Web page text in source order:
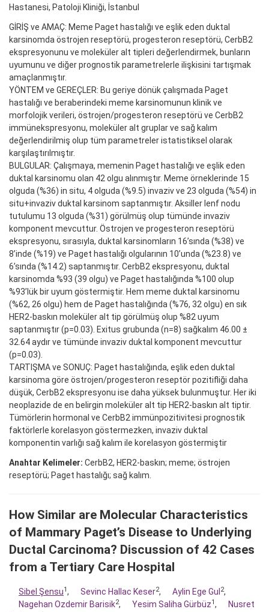
Hastanesi, Patoloji Kliniği, İstanbul
GİRİŞ ve AMAÇ: Meme Paget hastalığı ve eşlik eden duktal
karsinomda östrojen reseptörü, progesteron reseptörü, CerbB2
ekspresyonunu ve moleküler alt tipleri değerlendirmek, bunların
uyumunu ve diğer prognostik parametrelerle ilişkisini tartışmak
amaçlanmıştır.
YÖNTEM ve GEREÇLER: Bu geriye dönük çalışmada Paget
hastalığı ve beraberindeki meme karsinomunun klinik ve
morfolojik verileri, östrojen/progesteron reseptörü ve CerbB2
immünekspresyonu, moleküler alt gruplar ve sağ kalım
değerlendirilmiş olup tüm parametreler istatistiksel olarak
karşılaştırılmıştır.
BULGULAR: Çalışmaya, memenin Paget hastalığı ve eşlik eden
duktal karsinomu olan 42 olgu alınmıştır. Meme örneklerinde 15
olguda (%36) in situ, 4 olguda (%9.5) invaziv ve 23 olguda (%54) in
situ+invaziv duktal karsinom saptanmıştır. Aksiller lenf nodu
tutulumu 13 olguda (%31) görülmüş olup tümünde invaziv
komponent mevcuttur. Östrojen ve progesteron reseptörü
ekspresyonu, sırasıyla, duktal karsinomların 16’sında (%38) ve
8’inde (%19) ve Paget hastalığı olgularının 10’unda (%23.8) ve
6’sında (%14.2) saptanmıştır. CerbB2 ekspresyonu, duktal
karsinomda %93 (39 olgu) ve Paget hastalığında %100 olup
%93’lük bir uyum göstermiştir. Hem meme duktal karsinomu
(%62, 26 olgu) hem de Paget hastalığında (%76, 32 olgu) en sık
HER2-baskın moleküler alt tip görülmüş olup %82 uyum
saptanmıştır (p=0.03). Exitus grubunda (n=8) sağkalım 46.00 ±
32.64 aydır ve tümünde invaziv duktal komponent mevcuttur
(p=0.03).
TARTIŞMA ve SONUÇ: Paget hastalığında, eşlik eden duktal
karsinoma göre östrojen/progesteron reseptör pozitifliği daha
düşük, CerbB2 ekspresyonu ise daha yüksek bulunmuştur. Her iki
neoplazide de en belirgin moleküler alt tip HER2-baskın alt tiptir.
Tümörlerin hormonal ve CerbB2 immünpozitivitesi prognostik
faktörlerle korelasyon göstermezken, invaziv duktal
komponentin varlığı sağ kalım ile korelasyon göstermiştir
Anahtar Kelimeler: CerbB2, HER2-baskın; meme; östrojen
reseptörü; Paget hastalığı; sağ kalım.
How Similar are Molecular Characteristics
of Mammary Paget’s Disease to Underlying
Ductal Carcinoma? Discussion of 42 Cases
from a Tertiary Care Hospital
Sibel Şensu1, Sevinc Hallac Keser2, Aylin Ege Gul 2,
Nagehan Ozdemir Barisik2, Yesim Saliha Gürbüz1,
Nusret